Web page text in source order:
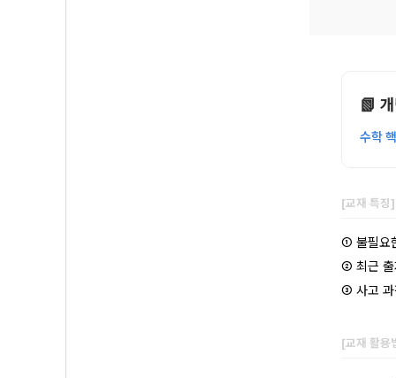
📗
수학
[교재 특징
① 불필요
② 최근 출
③ 사고 과
[교재 활용